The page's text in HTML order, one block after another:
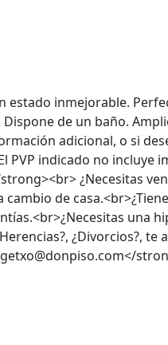
estado inmejorable.
de un baño.
adicional, o si
PVP indicado no incluye
¿Necesitas
de
una
¿Divorcios?, te